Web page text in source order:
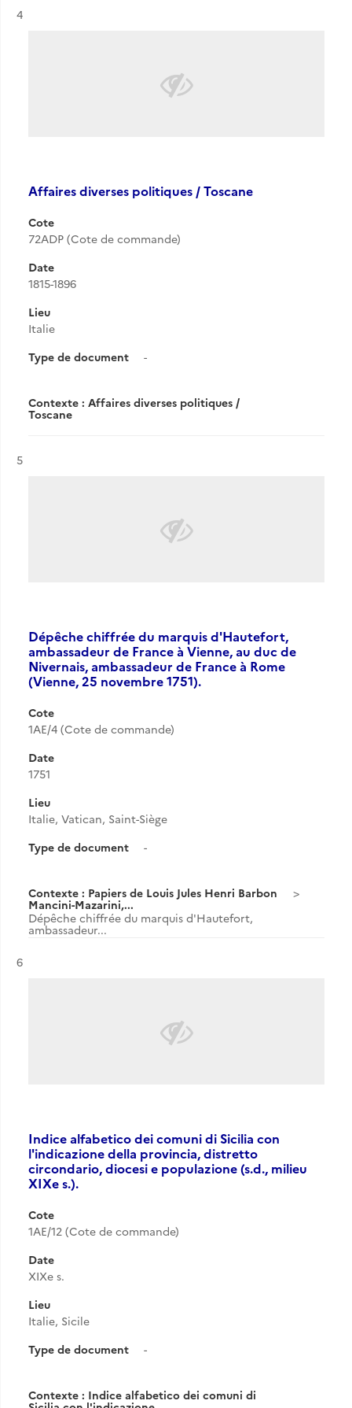
Résultat n°
4
Affaires diverses politiques / Toscane
Cote
72ADP (Cote de commande)
Date
1815-1896
Lieu
Italie
Type de document
-
Contexte : Affaires diverses politiques /
Toscane
Résultat n°
5
Dépêche chiffrée du marquis d'Hautefort,
ambassadeur de France à Vienne, au duc de
Nivernais, ambassadeur de France à Rome
(Vienne, 25 novembre 1751).
Cote
1AE/4 (Cote de commande)
Date
1751
Lieu
Italie, Vatican, Saint-Siège
Type de document
-
Contexte : Papiers de Louis Jules Henri Barbon
Mancini-Mazarini,...
Dépêche chiffrée du marquis d'Hautefort,
ambassadeur...
Résultat n°
6
Indice alfabetico dei comuni di Sicilia con
l'indicazione della provincia, distretto
circondario, diocesi e populazione (s.d., milieu
XIXe s.).
Cote
1AE/12 (Cote de commande)
Date
XIXe s.
Lieu
Italie, Sicile
Type de document
-
Contexte : Indice alfabetico dei comuni di